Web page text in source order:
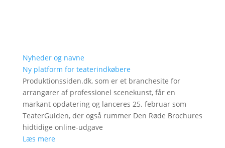
Nyheder og navne
Ny platform for teaterindkøbere
Produktionssiden.dk, som er et branchesite for
arrangører af professionel scenekunst, får en
markant opdatering og lanceres 25. februar som
TeaterGuiden, der også rummer Den Røde Brochures
hidtidige online-udgave
Læs mere